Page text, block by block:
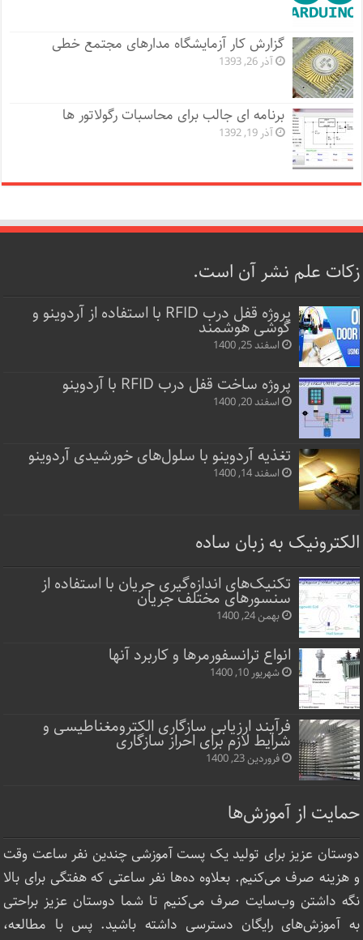
گزارش کار آزمایشگاه مدارهای مجتمع خطی
آذر 26, 1393
برنامه ای جالب برای محاسبات رگولاتور ها
آذر 19, 1392
زکات علم نشر آن است.
پروژه قفل‌ درب RFID با استفاده از آردوینو و
گوشی هوشمند
اسفند 25, 1400
پروژه ساخت قفل‌ درب RFID با آردوینو
اسفند 20, 1400
تغذیه آردوینو با سلول‌های خورشیدی آردوینو
اسفند 14, 1400
الکترونیک به زبان ساده
تکنیک‌های اندازه‌گیری جریان با استفاده از
سنسورهای مختلف جریان
بهمن 24, 1400
انواع ترانسفورمرها و کاربرد آنها
شهریور 10, 1400
فرآیند ارزیابی سازگاری الکترومغناطیسی و
شرایط لازم برای احراز سازگاری
فروردین 23, 1400
حمایت از آموزش‌ها
دوستان عزیز برای تولید یک پست آموزشی چندین نفر ساعت‌ وقت
و هزینه صرف می‌کنیم. بعلاوه ده‌ها نفر ساعتی که هفتگی برای بالا
نگه داشتن وب‌سایت صرف ‌می‌کنیم تا شما دوستان عزیز براحتی
به آموزش‌های رایگان دسترسی داشته باشید. پس با مطالعه،